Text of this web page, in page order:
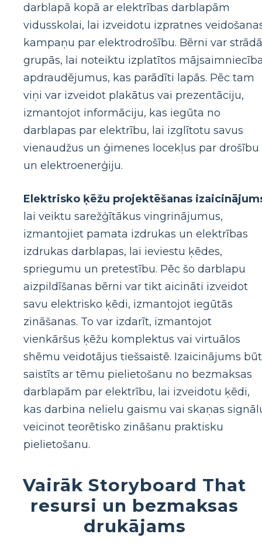
darblapā kopā ar elektrības darblapām
vidusskolai, lai izveidotu izpratnes
kampaņu par elektrodrošību. Bērni var
grupās, lai noteiktu izplatītos
apdraudējumus, kas parādīti lapās. Pēc tam
viņi var izveidot plakātus vai prezentāciju,
izmantojot informāciju, kas iegūta no
darblapas par elektrību, lai izglītotu savus
vienaudžus un ģimenes locekļus par drošību
un elektroenerģiju.
Elektrisko ķēžu projektēšanas
lai veiktu sarežģītākus vingrinājumus,
izmantojiet pamata izdrukas un elektrības
izdrukas darblapas, lai ieviestu ķēdes,
spriegumu un pretestību. Pēc šo darblapu
aizpildīšanas bērni var tikt aicināti izveidot
savu elektrisko ķēdi, izmantojot iegūtās
zināšanas. To var izdarīt, izmantojot
vienkāršus ķēžu komplektus vai virtuālos
shēmu veidotājus tiešsaistē. Izaicinājums
saistīts ar tēmu pielietošanu no bezmaksas
darblapām par elektrību, lai izveidotu ķēdi,
kas darbina nelielu gaismu vai skaņas
veicinot teorētisko zināšanu praktisku
pielietošanu.
Vairāk Storyboard That
resursi un bezmaksas
drukājams